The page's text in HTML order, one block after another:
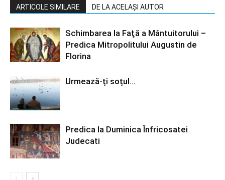
ARTICOLE SIMILARE DE LA ACELAȘI AUTOR
Schimbarea la Faţă a Mântuitorului –
Predica Mitropolitului Augustin de
Florina
Urmează-ți soțul…
Predica la Duminica Înfricosatei
Judecati